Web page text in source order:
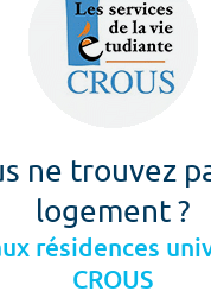
ne trouvez
logement ?
résidences
CROUS